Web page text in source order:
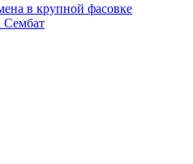
в крупной фасовке
Сембат